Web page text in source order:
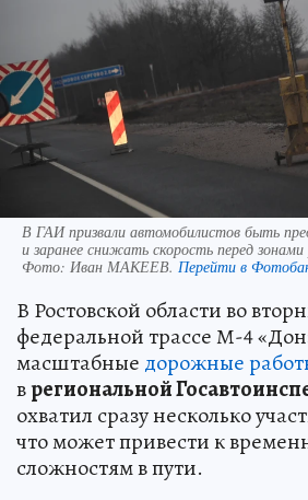
В ГАИ призвали автомобилистов быть
и заранее снижать скорость перед
Фото: Иван МАКЕЕВ. Перейти в
В Ростовской области во
федеральной трассе М-4
масштабные дорожные
врегиональной
охватил сразу несколько
что может привести к
сложностям в пути.